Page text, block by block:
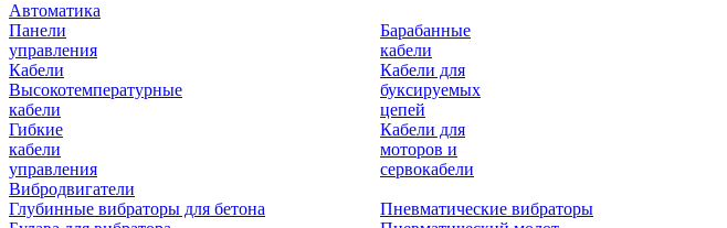
Автоматика
Панели
управления
Кабели
Высокотемпературные
кабели
Гибкие
кабели
управления
Барабанные
кабели
Кабели для
буксируемых
цепей
Кабели для
моторов и
сервокабели
Вибродвигатели
Глубинные вибраторы для бетона
Пневматические вибраторы